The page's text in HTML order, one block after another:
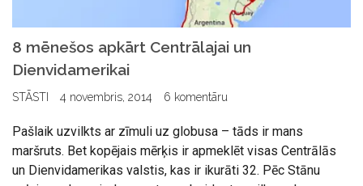
8 mēnešos apkārt Centrālajai un
Dienvidamerikai
STĀSTI 4 novembris, 2014 6 komentāru
Pašlaik uzvilkts ar zīmuli uz globusa – tāds ir mans
maršruts. Bet kopējais mērķis ir apmeklēt visas Centrālās
un Dienvidamerikas valstis, kas ir ikurāti 32. Pēc Stānu